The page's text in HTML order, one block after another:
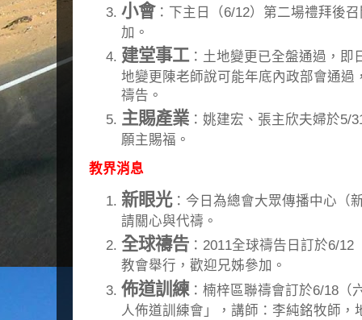
小會 ：下主日（6/12）第二場禮拜後
加。
建堂事工 ：土地變更已全盤通過，
地變更陳老師說可能年底內政部會通過
禱告。
主賜產業 ：姚建宏、張主欣夫婦於5/
願主賜福。
教界消息
新眼光：今日為總會大眾傳播中心（
請關心與代禱。
全球禱告 ：2011全球禱告日訂於6/
教會舉行，歡迎兄姊參加。
佈道訓練 ：楠梓區聯禱會訂於6/18（
人佈道訓練會」，講師：李純銘牧師